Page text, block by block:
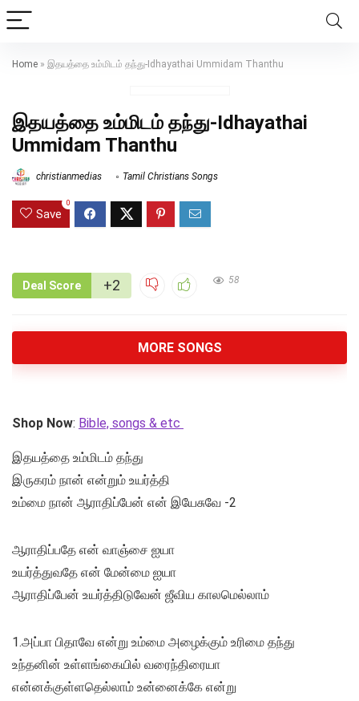
Home » இதயத்தை உம்மிடம் தந்து-Idhayathai Ummidam Thanthu
இதயத்தை உம்மிடம் தந்து-Idhayathai
Ummidam Thanthu
christianmedias Tamil Christians Songs
Save
0
Deal Score +2 58
MORE SONGS
Shop Now: Bible, songs & etc
இதயத்தை உம்மிடம் தந்து
இருகரம் நான் என்றும் உயர்த்தி
உம்மை நான் ஆராதிப்பேன் என் இயேசுவே -2
ஆராதிப்பதே என் வாஞ்சை ஐயா
உயர்த்துவதே என் மேன்மை ஐயா
ஆராதிப்பேன் உயர்த்திடுவேன் ஜீவிய காலமெல்லாம்
1.அப்பா பிதாவே என்று உம்மை அழைக்கும் உரிமை தந்து
உந்தனின் உள்ளங்கையில் வரைந்திரையா
என்னக்குள்ளதெல்லாம் உன்னைக்கே என்று